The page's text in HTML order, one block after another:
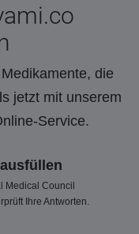
die
jetzt mit unserem
Service.
Medical Council
Ihre Antworten.